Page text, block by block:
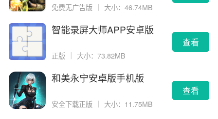
免费无广告版 ｜ 大小：46.74MB
智能录屏大师APP安卓版
正版 大小：73.82MB
查看
和美永宁安卓版手机版
安全下载正版 大小：11.75MB
查看